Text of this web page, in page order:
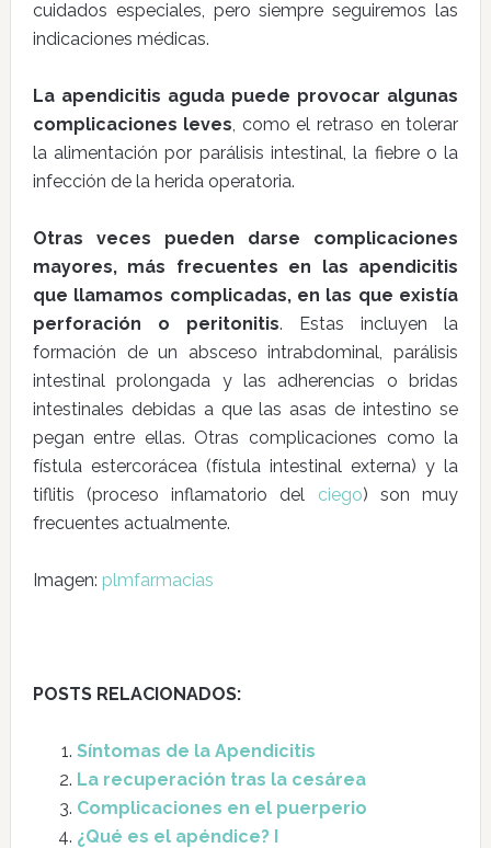
cuidados especiales, pero siempre seguiremos las
indicaciones médicas.
La apendicitis aguda puede provocar algunas
complicaciones leves, como el retraso en tolerar
la alimentación por parálisis intestinal, la fiebre o la
infección de la herida operatoria.
Otras veces pueden darse complicaciones
mayores, más frecuentes en las apendicitis
que llamamos complicadas, en las que existía
perforación o peritonitis. Estas incluyen la
formación de un absceso intrabdominal, parálisis
intestinal prolongada y las adherencias o bridas
intestinales debidas a que las asas de intestino se
pegan entre ellas. Otras complicaciones como la
fístula estercorácea (fístula intestinal externa) y la
tiflitis (proceso inflamatorio del ciego) son muy
frecuentes actualmente.
Imagen: plmfarmacias
POSTS RELACIONADOS:
Síntomas de la Apendicitis
La recuperación tras la cesárea
Complicaciones en el puerperio
¿Qué es el apéndice? I